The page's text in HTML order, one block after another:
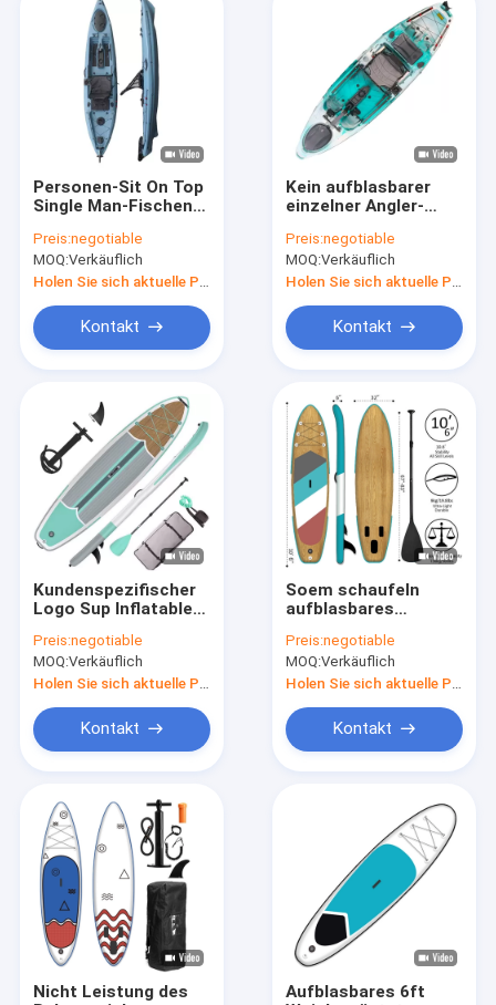
Haus
Produkte
Personen-Sit On Top
Single Man-Fischen-
Pedal-Kajak-einer
Preis:negotiable
MOQ:Verkäuflich
Kontakt
Kein aufblasbarer
einzelner Angler-
Kajak mit der
Kapazität des Pedal-
190kgs
Preis:negotiable
MOQ:Verkäuflich
Kontakt
Kundenspezifischer
Logo Sup Inflatable
oben surfendes Brett
ISUP
Preis:negotiable
MOQ:Verkäuflich
Kontakt
Soem schaufeln
aufblasbares
Radschaufel stehen
oben, surfend 17,5
lbs
Preis:negotiable
MOQ:Verkäuflich
Kontakt
Nicht Leistung des
Aufblasbares 6ft